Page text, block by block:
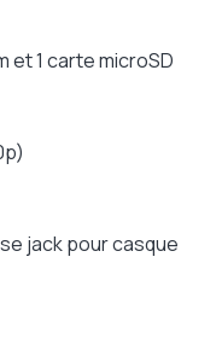
et 1 carte microSD
jack pour casque